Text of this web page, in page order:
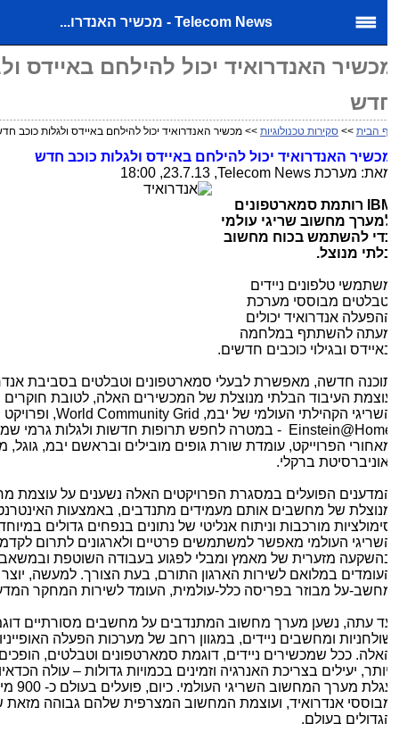
Telecom News - מכשיר האנדרו...
האנדרואיד יכול להילחם באיידס
הבית>>סקירות טכנולוגיות>> מכשיר האנדרואיד יכול להילחם באיידס ולגלות כוכב חדש
האנדרואיד יכול להילחם באיידס ולגלות כוכב חדש
מערכתTelecom News
, 23.7.13, 18:00
רותמת סמארטפונים
מחשוב שריגי עולמי
להשתמש בכוח מחשוב
מנוצל.
טלפונים ניידים
מבוססי מערכת
אנדרואיד יכולים
להשתתף במלחמה
ובגילוי כוכבים חדשים.
חדשה, מאפשרת לבעלי סמארטפונים וטבלטים בסביבת
העיבוד הבלתי מנוצלת של המכשירים האלה, לטובת חוקרים
הקהילתי העולמי של יבמ,,World Community Gridופרויקט
- במטרה לחפש תרופות חדשות ולגלות גרמי שמים
הפרוייקט, עומדת שורת גופים מובילים ובראשם יבמ, גוגל,
ברקלי.
הפועלים במסגרת הפרויקטים האלה נשענים על עוצמת
של מחשבים אותם מעמידים מתנדבים, באמצעות
מורכבות וניתוח אנליטי של נתונים בנפחים גדולים
העולמי מאפשר למשתמשים פרטיים ולארגונים לתרום
מזערית של מאמץ ומבלי לפגוע בעבודה השוטפת
במלואם לשירות הארגון התורם, בעת הצורך. למעשה, יוצר
על מבוזר בפריסה כלל-עולמית, העומד לשירות המחקר המדעי.
עתה, נשען מערך מחשוב המתנדבים על מחשבים מסורתיים
ומחשבים ניידים, במגוון רחב של מערכות הפעלה
ככל שמכשירים ניידים, דוגמת סמארטפונים וטבלטים, הופכים
יעילים בצריכת האנרגיה וזמינים בכמויות גדולות – עולה
עגלת מערך המחשוב
אנדרואיד, ועוצמת המחשוב המצרפית שלהם גבוהה מזאת
בעולם.